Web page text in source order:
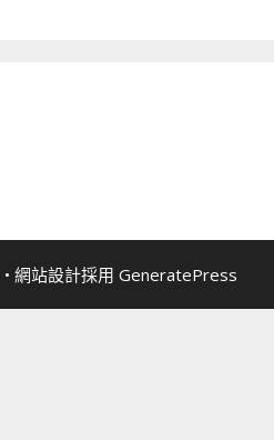
• 網站設計採用 GeneratePress